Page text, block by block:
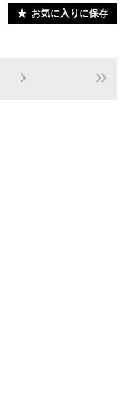
お気に入りに保存